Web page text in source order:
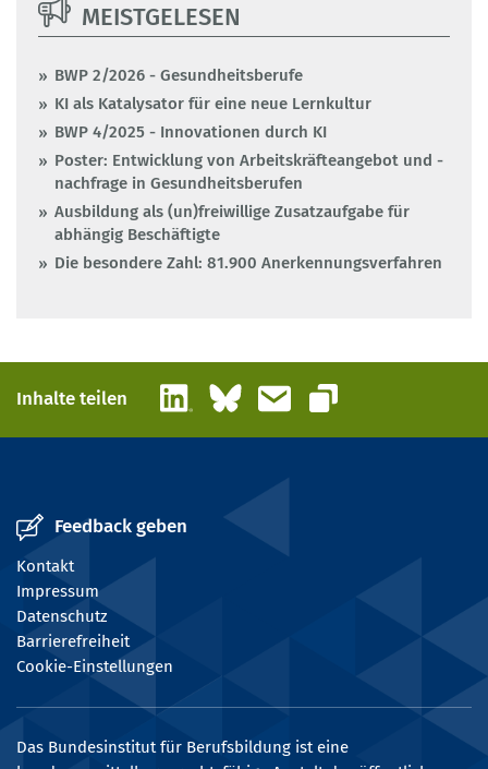
MEISTGELESEN
BWP 2/2026 - Gesundheitsberufe
KI als Katalysator für eine neue Lernkultur
BWP 4/2025 - Innovationen durch KI
Poster: Entwicklung von Arbeitskräfteangebot und -
nachfrage in Gesundheitsberufen
Ausbildung als (un)freiwillige Zusatzaufgabe für
abhängig Beschäftigte
Die besondere Zahl: 81.900 Anerkennungsverfahren
Inhalte teilen LinkedInBlueskyE-Mail
Link kopieren
Feedback geben
Kontakt
Impressum
Datenschutz
Barrierefreiheit
Cookie-Einstellungen
Das Bundesinstitut für Berufsbildung ist eine